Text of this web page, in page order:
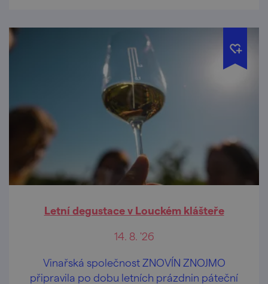
Letní degustace v Louckém klášteře
14. 8. '26
Vinařská společnost ZNOVÍN ZNOJMO
připravila po dobu letních prázdnin páteční